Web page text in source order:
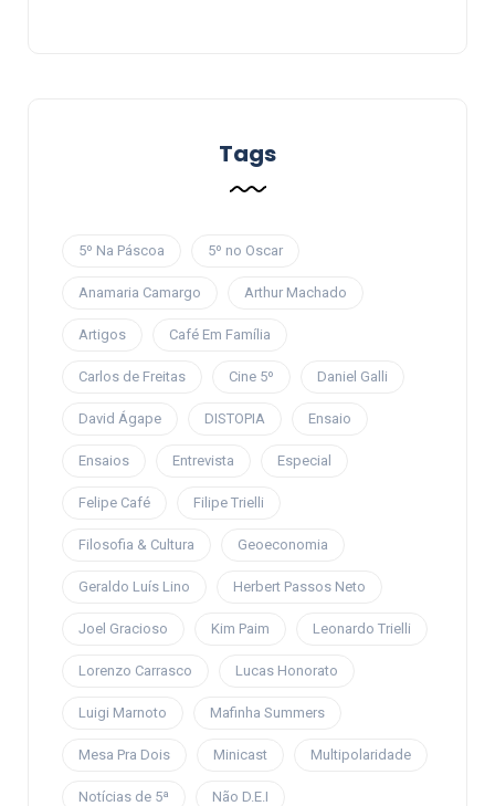
Tags
5º Na Páscoa 5º no Oscar
Anamaria Camargo Arthur Machado
Artigos Café Em Família
Carlos de Freitas Cine 5º Daniel Galli
David Ágape DISTOPIA Ensaio
Ensaios Entrevista Especial
Felipe Café Filipe Trielli
Filosofia & Cultura Geoeconomia
Geraldo Luís Lino Herbert Passos Neto
Joel Gracioso Kim Paim Leonardo Trielli
Lorenzo Carrasco Lucas Honorato
Luigi Marnoto Mafinha Summers
Mesa Pra Dois Minicast Multipolaridade
Notícias de 5ª Não D.E.I